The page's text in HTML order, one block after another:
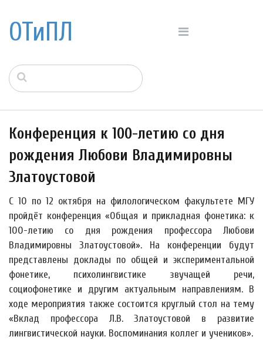
ОТиПЛ
Конференция к 100-летию со дня
рождения Любови Владимировны
Златоустовой
С 10 по 12 октября на филологическом факультете МГУ
пройдёт конференция «Общая и прикладная фонетика: к
100-летию со дня рождения профессора Любови
Владимировны Златоустовой». На конференции будут
представлены доклады по общей и экспериментальной
фонетике, психолингвистике звучащей речи,
социофонетике и другим актуальным направлениям. В
ходе мероприятия также состоится круглый стол на тему
«Вклад профессора Л.В. Златоустовой в развитие
лингвистической науки. Воспоминания коллег и учеников».